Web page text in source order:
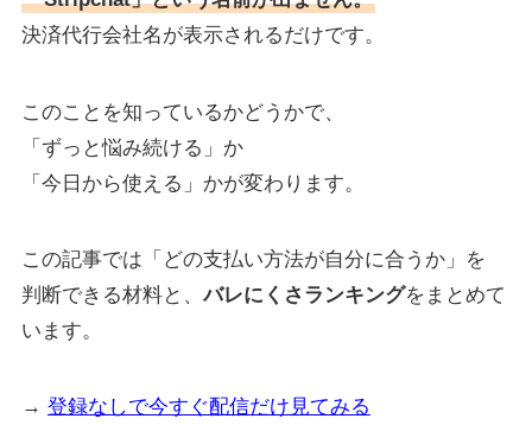
決済代行会社名が表示されるだけです。
このことを知っているかどうかで、
「ずっと悩み続ける」か
「今日から使える」かが変わります。
この記事では「どの支払い方法が自分に合うか」を
判断できる材料と、バレにくさランキングをまとめて
います。
→ 登録なしで今すぐ配信だけ見てみる